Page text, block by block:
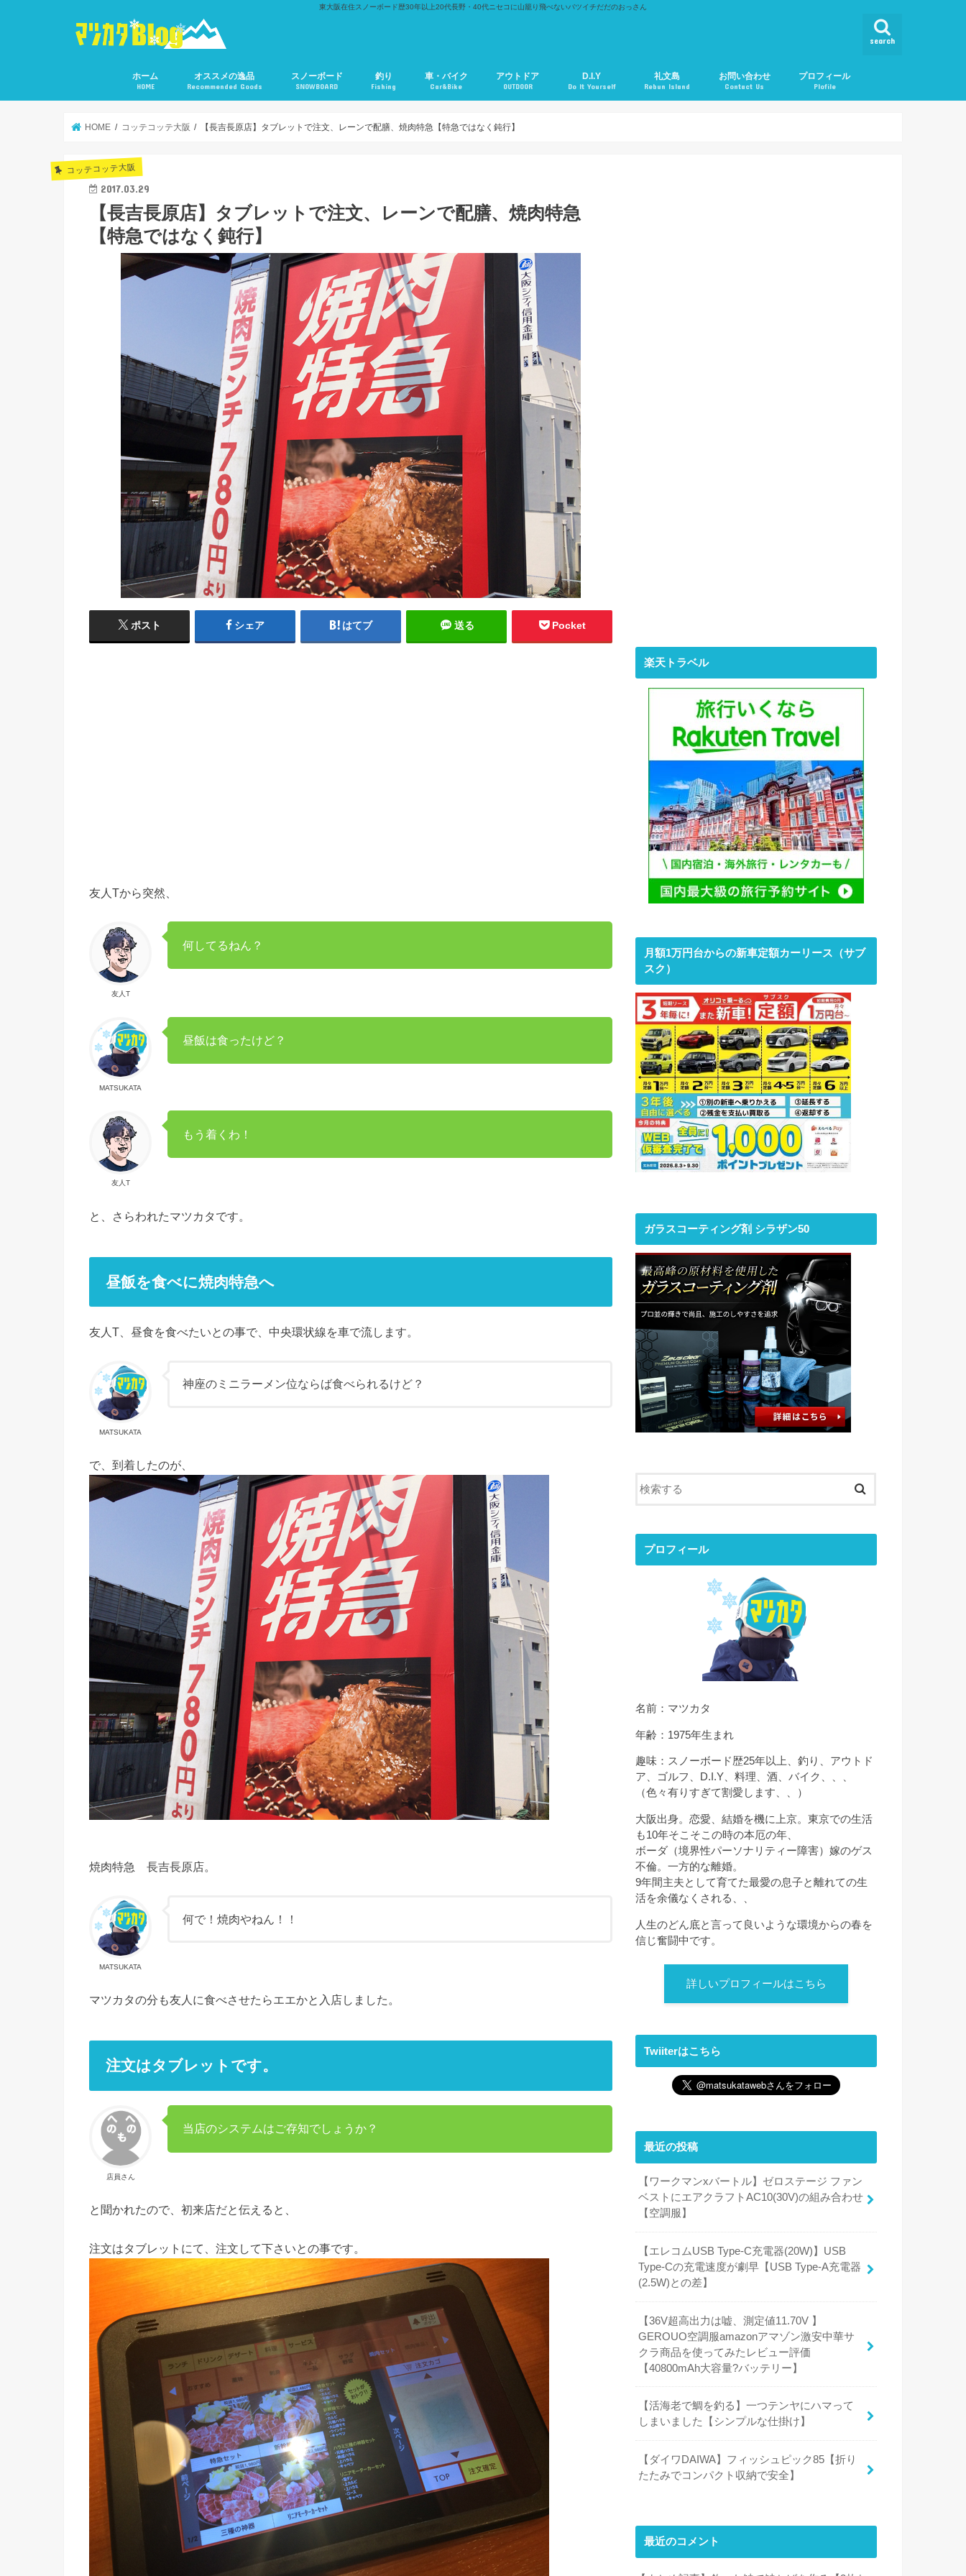
東大阪在住スノーボード歴30年以上20代長野・40代ニセコに山籠り飛べないバツイチだだのおっさん
search
ホーム
HOME
オススメの逸品
Recommended Goods
スノーボード
SNOWBOARD
釣り
Fishing
車・バイク
Car&Bike
アウトドア
OUTDOOR
D.I.Y
Do It Yourself
礼文島
Rebun Island
お問い合わせ
Contact Us
プロフィール
Plofile
HOME コッテコッテ大阪 【長吉長原店】タブレットで注文、レーンで配膳、焼肉特急【特急ではなく鈍行】
コッテコッテ大阪
2017.03.29
【長吉長原店】タブレットで注文、レーンで配膳、焼肉特急
【特急ではなく鈍行】
ポスト シェア はてブ 送る Pocket
友人Tから突然、
友人T
何してるねん？
MATSUKATA
昼飯は食ったけど？
友人T
もう着くわ！
と、さらわれたマツカタです。
昼飯を食べに焼肉特急へ
友人T、昼食を食べたいとの事で、中央環状線を車で流します。
MATSUKATA
神座のミニラーメン位ならば食べられるけど？
で、到着したのが、
焼肉特急 長吉長原店。
MATSUKATA
何で！焼肉やねん！！
マツカタの分も友人に食べさせたらエエかと入店しました。
注文はタブレットです。
店員さん
当店のシステムはご存知でしょうか？
と聞かれたので、初来店だと伝えると、
注文はタブレットにて、注文して下さいとの事です。
楽天トラベル
月額1万円台からの新車定額カーリース（サブ
スク）
ガラスコーティング剤 シラザン50
プロフィール
名前：マツカタ
年齢：1975年生まれ
趣味：スノーボード歴25年以上、釣り、アウトド
ア、ゴルフ、D.I.Y、料理、酒、バイク、、、
（色々有りすぎて割愛します、、）
大阪出身。恋愛、結婚を機に上京。東京での生活
も10年そこそこの時の本厄の年、
ボーダ（境界性パーソナリティー障害）嫁のゲス
不倫。一方的な離婚。
9年間主夫として育てた最愛の息子と離れての生
活を余儀なくされる、、
人生のどん底と言って良いような環境からの春を
信じ奮闘中です。
詳しいプロフィールはこちら
Twiiterはこちら
最近の投稿
【ワークマンxバートル】ゼロステージ ファン
ベストにエアクラフトAC10(30V)の組み合わせ
【空調服】
【エレコムUSB Type-C充電器(20W)】USB
Type-Cの充電速度が劇早【USB Type-A充電器
(2.5W)との差】
【36V超高出力は嘘、測定値11.70V 】
GEROUO空調服amazonアマゾン激安中華サ
クラ商品を使ってみたレビュー評価
【40800mAh大容量?バッテリー】
【活海老で鯛を釣る】一つテンヤにハマって
しまいました【シンプルな仕掛け】
【ダイワDAIWA】フィッシュピック85【折り
たたみでコンパクト収納で安全】
最近のコメント